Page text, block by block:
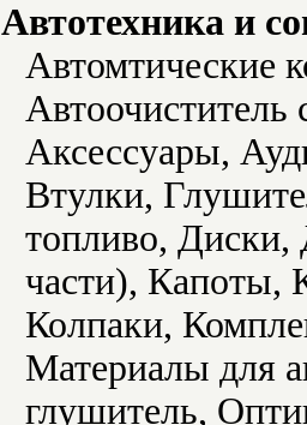
Автотехника и
Автомтические
Аксессуары,
Втулки,
топливо, Диски,
части), Капоты,
Колпаки,
Материалы для
глушитель,